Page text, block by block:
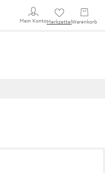
Mein KontoMerkzettel Warenkorb